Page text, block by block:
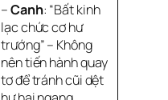
–Canh: “Bất kinh
lạc chức cơ hư
trướng” – Không
nên tiến hành quay
tơ để tránh cũi dệt